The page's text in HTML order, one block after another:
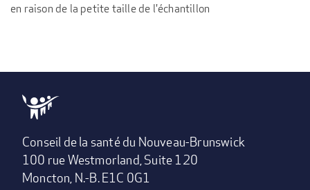
en raison de la petite taille de l'échantillon
Conseil de la santé du Nouveau-Brunswick
100 rue Westmorland, Suite 120
Moncton, N.-B. E1C 0G1